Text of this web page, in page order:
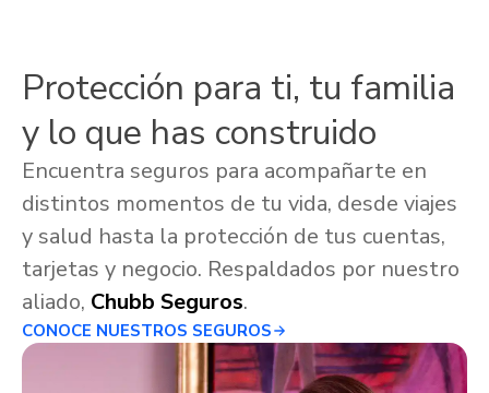
Protección para ti, tu familia
y lo que has construido
Encuentra seguros para acompañarte en
distintos momentos de tu vida, desde viajes
y salud hasta la protección de tus cuentas,
tarjetas y negocio. Respaldados por nuestro
aliado, Chubb Seguros.
CONOCE NUESTROS SEGUROS